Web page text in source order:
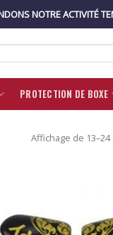
NOTRE ACTIVITÉ
PROTECTION DE BOXE
Affichage de